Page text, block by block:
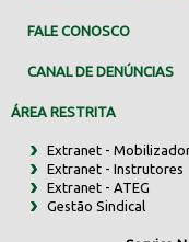
FALE CONOSCO
CANAL DE DENÚNCIAS
ÁREA RESTRITA
Extranet -
Extranet - Instrutores
Extranet - ATEG
Gestão Sindical